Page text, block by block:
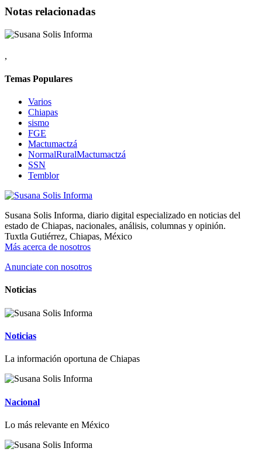
Notas relacionadas
,
Temas Populares
Varios
Chiapas
sismo
FGE
Mactumactzá
NormalRuralMactumactzá
SSN
Temblor
Susana Solis Informa, diario digital especializado en noticias del
estado de Chiapas, nacionales, análisis, columnas y opinión.
Tuxtla Gutiérrez, Chiapas, México
Más acerca de nosotros
Anunciate con nosotros
Noticias
Noticias
La información oportuna de Chiapas
Nacional
Lo más relevante en México